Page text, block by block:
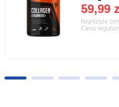
59,99
Najniższa
Cena